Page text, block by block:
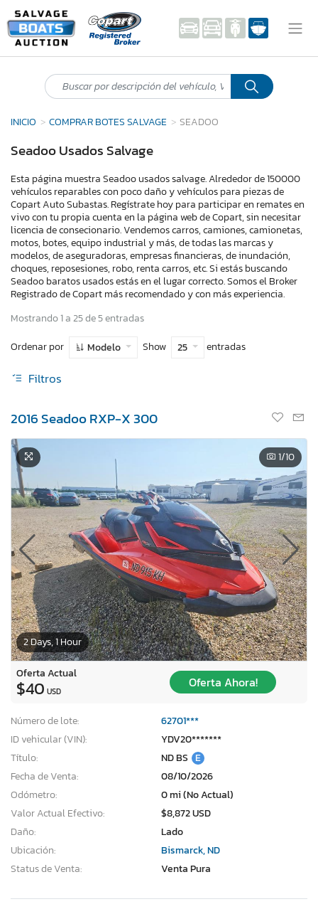
INICIO COMPRAR BOTES SALVAGE SEADOO
Seadoo Usados Salvage
Esta página muestra Seadoo usados salvage. Alrededor de 150000
vehículos reparables con poco daño y vehículos para piezas de
Copart Auto Subastas. Regístrate hoy para participar en remates en
vivo con tu propia cuenta en la página web de Copart, sin necesitar
licencia de consecionario. Vendemos carros, camiones, camionetas,
motos, botes, equipo industrial y más, de todas las marcas y
modelos, de aseguradoras, empresas financieras, de inundación,
choques, reposesiones, robo, renta carros, etc. Si estás buscando
Seadoo baratos usados estás en el lugar correcto. Somos el Broker
Registrado de Copart más recomendado y con más experiencia.
Mostrando 1 a 25 de 5 entradas
Ordenar por
Modelo Show 25 entradas
Filtros
2016 Seadoo RXP-X 300
2 Days, 1 Hour
1/10
Oferta Actual
$40 USD
Oferta Ahora!
Número de lote:
62701***
ID vehicular (VIN):
YDV20*******
Título:
ND BS E
Fecha de Venta:
08/10/2026
Odómetro:
0 mi (No Actual)
Valor Actual Efectivo:
$8,872 USD
Daño:
Lado
Ubicación:
Bismarck, ND
Status de Venta:
Venta Pura